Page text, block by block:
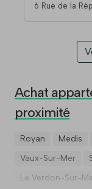
6 Rue de la République, 17110
Achat
proximité
Royan Medis
Vaux-Sur-Mer
Le Verdon-Sur-